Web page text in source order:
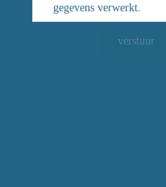
gegevens verwerkt.